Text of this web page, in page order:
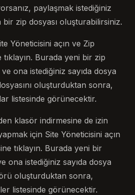
paylaşmak istediğiniz
bir zip dosyası oluşturabilirsiniz.
Yöneticisini açın ve Zip
tıklayın. Burada yeni bir zip
ona istediğiniz sayıda dosya
oluşturduktan sonra,
listesinde görünecektir.
klasör indirmesine de izin
için Site Yöneticisini açın
tıklayın. Burada yeni bir
ona istediğiniz sayıda dosya
oluşturduktan sonra,
listesinde görünecektir.